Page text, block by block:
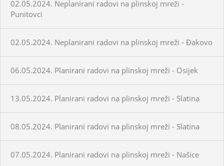
02.05.2024. Neplanirani radovi na plinskoj mreži -
Punitovci
02.05.2024. Neplanirani radovi na plinskoj mreži - Đakovo
06.05.2024. Planirani radovi na plinskoj mreži - Osijek
13.05.2024. Planirani radovi na plinskoj mreži - Slatina
08.05.2024. Planirani radovi na plinskoj mreži - Slatina
07.05.2024. Planirani radovi na plinskoj mreži - Našice